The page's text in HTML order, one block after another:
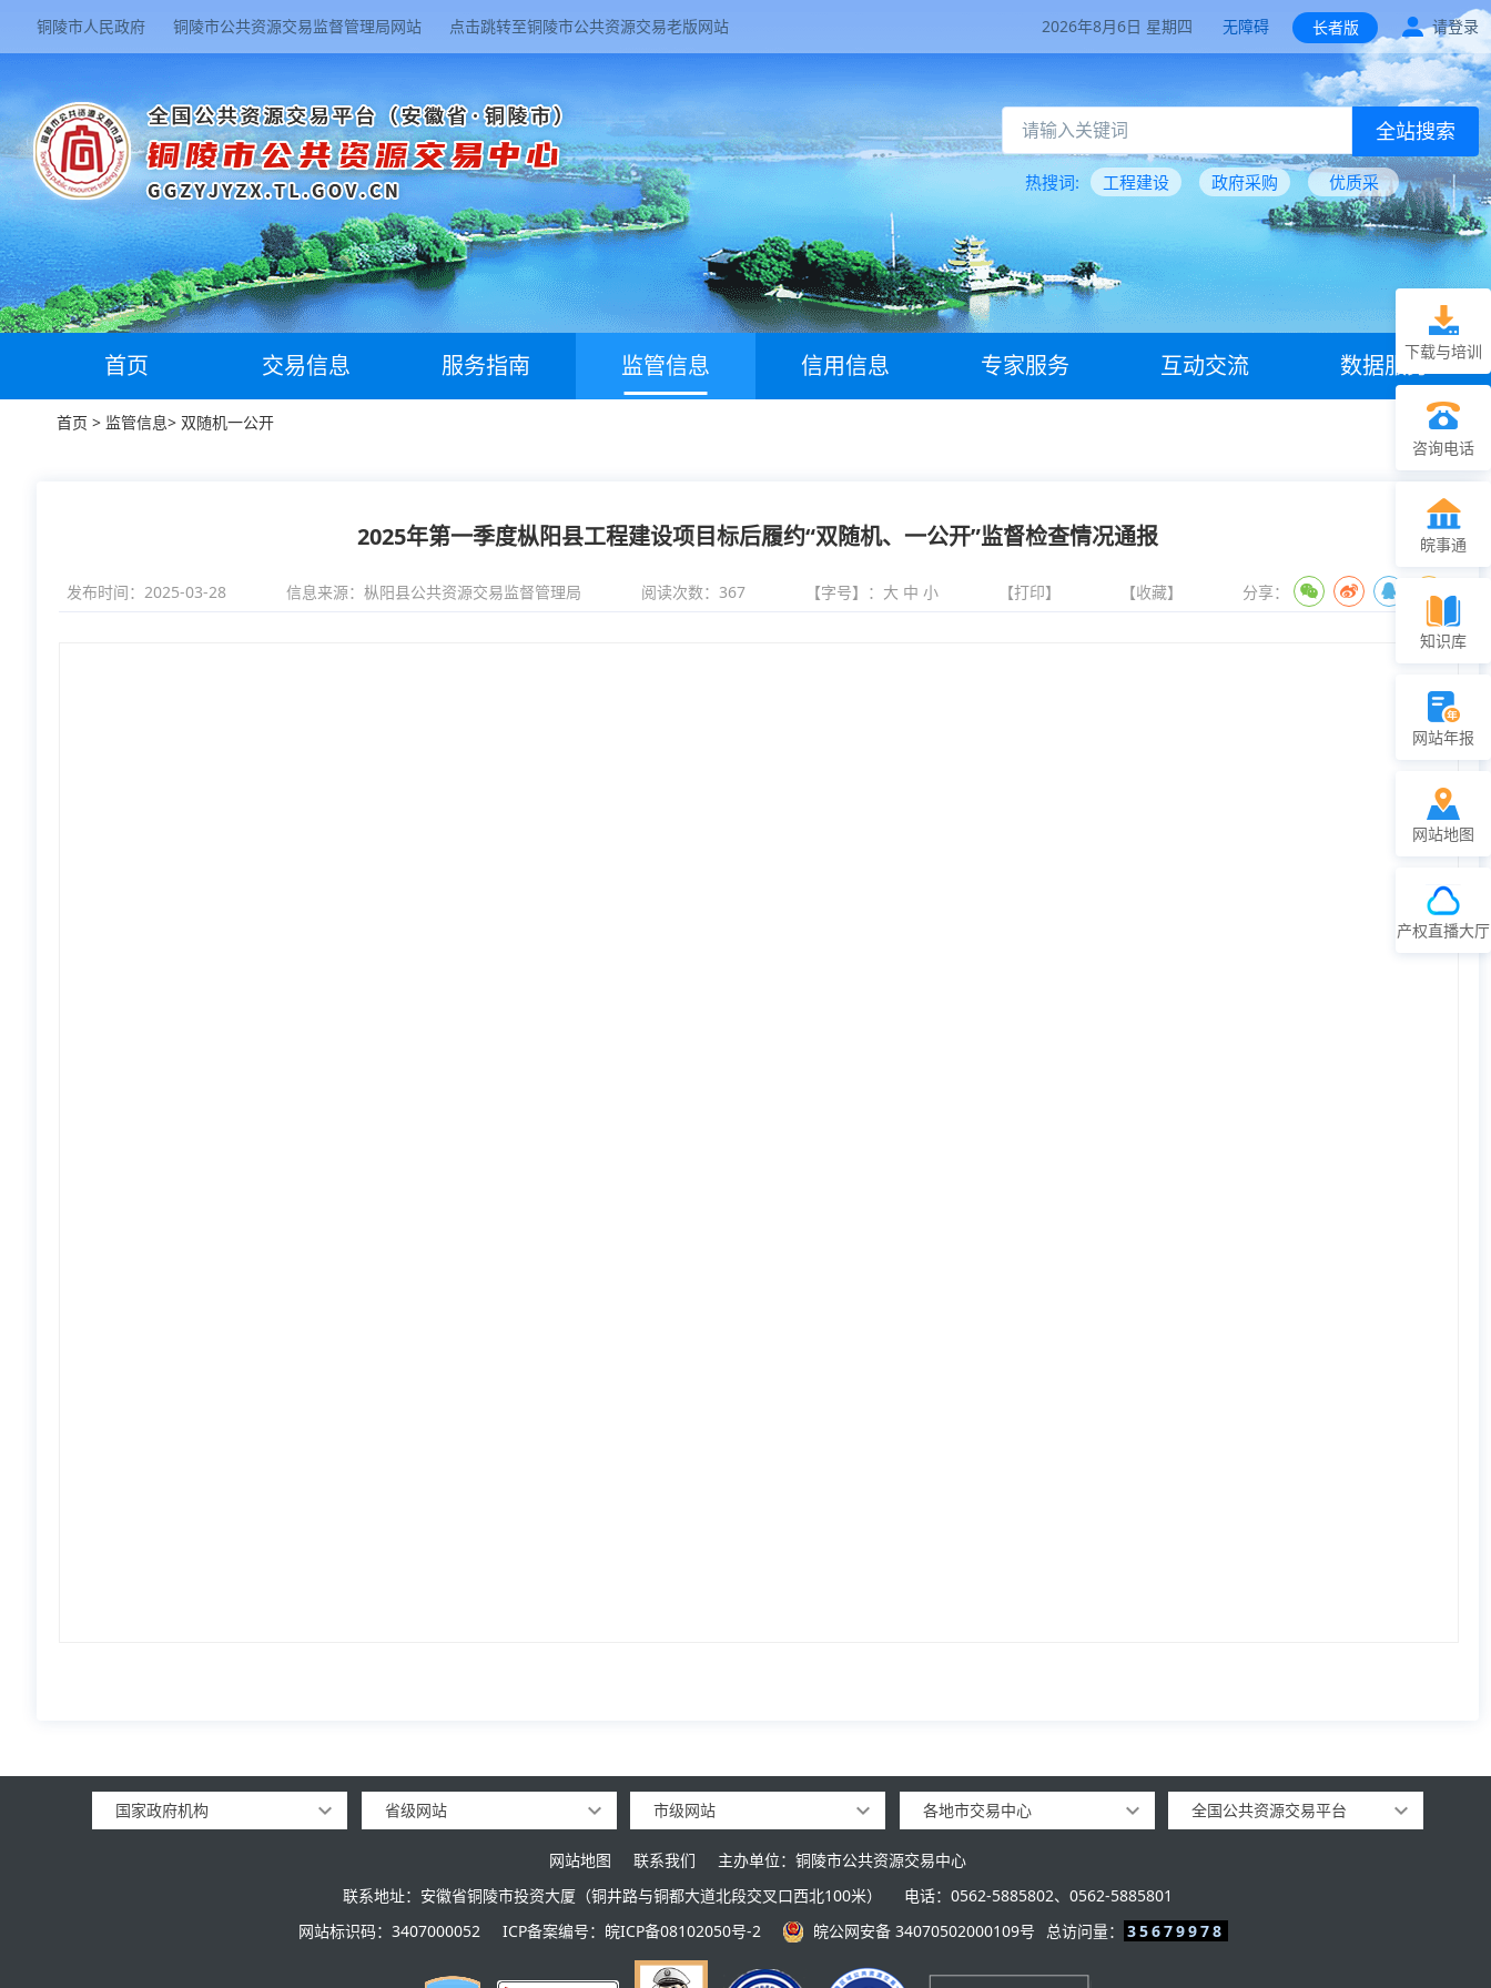
铜陵市人民政府 铜陵市公共资源交易监督管理局网站 点击跳转至铜陵市公共资源交易老版网站 2026年8月6日 星期四 无障碍 长者版 请登录
全站搜索
热搜词: 工程建设 政府采购 优质采
首页 交易信息 服务指南 监管信息 信用信息 专家服务 互动交流 数据服务
首页 > 监管信息> 双随机一公开
2025年第一季度枞阳县工程建设项目标后履约“双随机、一公开”监督检查情况通报
发布时间：2025-03-28 信息来源： 枞阳县公共资源交易监督管理局 阅读次数： 367 【字号】： 大 中 小 【打印】 【收藏】 分享：
国家政府机构 省级网站 市级网站 各地市交易中心 全国公共资源交易平台
网站地图 联系我们
主办单位：铜陵市公共资源交易中心
联系地址：安徽省铜陵市投资大厦（铜井路与铜都大道北段交叉口西北100米）
电话：0562-5885802、0562-5885801
网站标识码：3407000052
ICP备案编号：皖ICP备08102050号-2 皖公网安备 34070502000109号 总访问量： 35679978
下载与培训
咨询电话
皖事通
知识库
网站年报
网站地图
产权直播大厅